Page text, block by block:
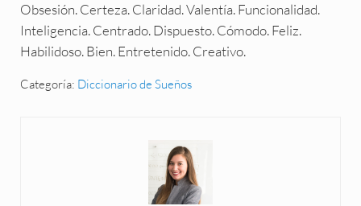
Obsesión. Certeza. Claridad. Valentía. Funcionalidad.
Inteligencia. Centrado. Dispuesto. Cómodo. Feliz.
Habilidoso. Bien. Entretenido. Creativo.
Categoría: Diccionario de Sueños